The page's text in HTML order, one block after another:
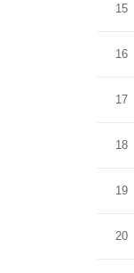
15
16
17
18
19
20